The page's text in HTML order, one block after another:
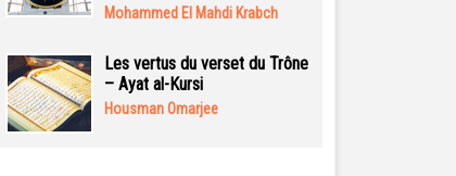
Mohammed El Mahdi Krabch
Les vertus du verset du Trône
– Ayat al-Kursi
Housman Omarjee